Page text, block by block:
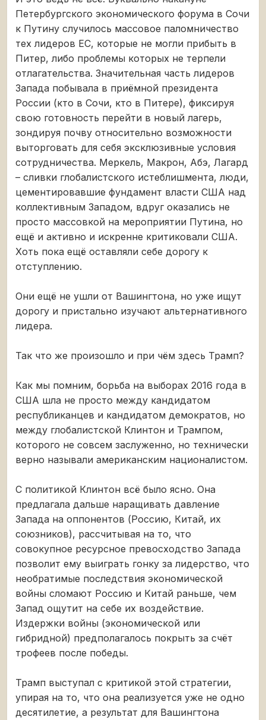
Петербургского экономического форума в Сочи
к Путину случилось массовое паломничество
тех лидеров ЕС, которые не могли прибыть в
Питер, либо проблемы которых не терпели
отлагательства. Значительная часть лидеров
Запада побывала в приёмной президента
России (кто в Сочи, кто в Питере), фиксируя
свою готовность перейти в новый лагерь,
зондируя почву относительно возможности
выторговать для себя эксклюзивные условия
сотрудничества. Меркель, Макрон, Абэ, Лагард
– сливки глобалистского истеблишмента, люди,
цементировавшие фундамент власти США над
коллективным Западом, вдруг оказались не
просто массовкой на мероприятии Путина, но
ещё и активно и искренне критиковали США.
Хоть пока ещё оставляли себе дорогу к
отступлению.
Они ещё не ушли от Вашингтона, но уже ищут
дорогу и пристально изучают альтернативного
лидера.
Так что же произошло и при чём здесь Трамп?
Как мы помним, борьба на выборах 2016 года в
США шла не просто между кандидатом
республиканцев и кандидатом демократов, но
между глобалистской Клинтон и Трампом,
которого не совсем заслуженно, но технически
верно называли американским националистом.
С политикой Клинтон всё было ясно. Она
предлагала дальше наращивать давление
Запада на оппонентов (Россию, Китай, их
союзников), рассчитывая на то, что
совокупное ресурсное превосходство Запада
позволит ему выиграть гонку за лидерство, что
необратимые последствия экономической
войны сломают Россию и Китай раньше, чем
Запад ощутит на себе их воздействие.
Издержки войны (экономической или
гибридной) предполагалось покрыть за счёт
трофеев после победы.
Трамп выступал с критикой этой стратегии,
упирая на то, что она реализуется уже не одно
десятилетие, а результат для Вашингтона